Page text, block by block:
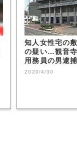
知人女性宅の
の疑い…観音
用務員の男逮
観音寺市】
2020/4/30